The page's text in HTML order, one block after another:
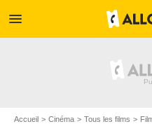
menu
Accueil Cinéma Tous les films